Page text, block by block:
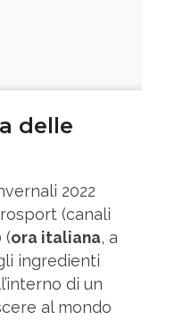
delle
2022
(canali
(ora italiana, a
ingredienti
di un
al mondo